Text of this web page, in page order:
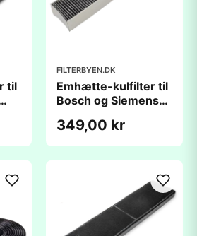
til
-
FILTERBYEN.DK
Emhætte-kulfilter til
Bosch og Siemens
349,00 kr